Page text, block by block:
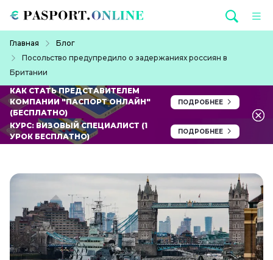
Главная
Блог
Посольство предупредило о задержаниях россиян в
Британии
КАК СТАТЬ ПРЕДСТАВИТЕЛЕМ
КОМПАНИИ "ПАСПОРТ ОНЛАЙН"
(БЕСПЛАТНО)
ПОДРОБНЕЕ
КУРС: ВИЗОВЫЙ СПЕЦИАЛИСТ (1
УРОК БЕСПЛАТНО)
ПОДРОБНЕЕ